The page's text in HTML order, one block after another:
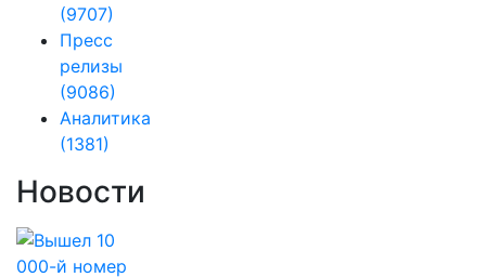
(9707)
Пресс
релизы
(9086)
Аналитика
(1381)
Новости